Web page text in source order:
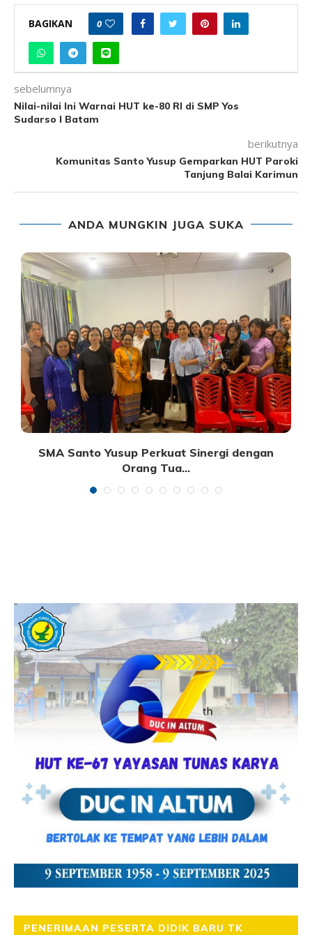
BAGIKAN 0
sebelumnya
Nilai-nilai Ini Warnai HUT ke-80 RI di SMP Yos
Sudarso I Batam
berikutnya
Komunitas Santo Yusup Gemparkan HUT Paroki
Tanjung Balai Karimun
ANDA MUNGKIN JUGA SUKA
SMA Santo Yusup Perkuat Sinergi dengan
Orang Tua...
PENERIMAAN PESERTA DIDIK BARU TK